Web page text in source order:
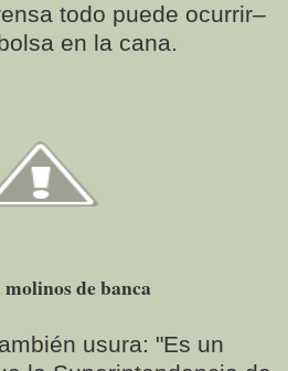
todo puede ocurrir–
en la cana.
de banca
usura: "Es un